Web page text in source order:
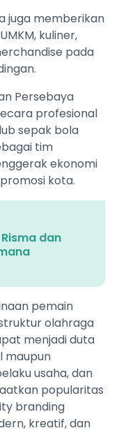
juga memberikan
kuliner,
pada
Persebaya
profesional
sepak bola
tim
ekonomi
kota.
dan
pemain
olahraga
menjadi duta
maupun
usaha, dan
popularitas
branding
kreatif, dan